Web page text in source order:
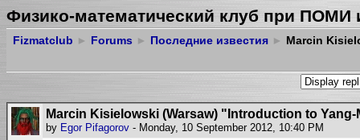
Физико-математический клуб при ПОМИ
Fizmatclub ► Forums ► Последние известия ► Marcin
Marcin Kisielowski (Warsaw) "Introduction to
by Egor Pifagorov - Monday, 10 September 2012, 10:40 PM